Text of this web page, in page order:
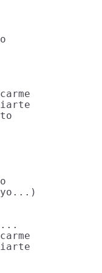
yo...)